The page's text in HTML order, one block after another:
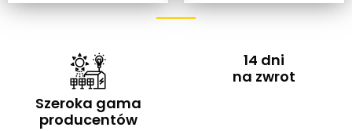
Szeroka gama
producentów
14 dni
na zwrot